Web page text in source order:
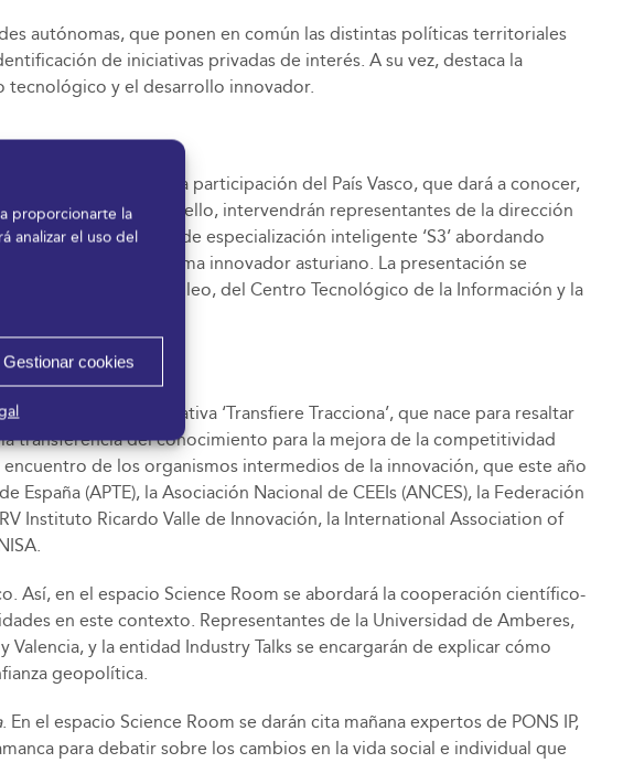
proporcionarte la
analizar el uso del
Gestionar cookies
autónomas, que ponen en común las distintas políticas territoriales
de iniciativas privadas de interés. A su vez, destaca la
tecnológico y el desarrollo innovador.
de innovación con la participación del País Vasco, que dará a conocer,
empresarial. Para ello, intervendrán representantes de la dirección
su estrategia de especialización inteligente ‘S3’ abordando
del ecosistema innovador asturiano. La presentación se
Formación y Empleo, del Centro Tecnológico de la Información y la
articulado la iniciativa ‘Transfiere Tracciona’, que nace para resaltar
transferencia del conocimiento para la mejora de la competitividad
de los organismos intermedios de la innovación, que este año
(APTE), la Asociación Nacional de CEEIs (ANCES), la Federación
Instituto Ricardo Valle de Innovación, la International Association of
Así, en el espacio Science Room se abordará la cooperación científico-
en este contexto. Representantes de la Universidad de Amberes,
y la entidad Industry Talks se encargarán de explicar cómo
geopolítica.
. En el espacio Science Room se darán cita mañana expertos de PONS IP,
para debatir sobre los cambios en la vida social e individual que